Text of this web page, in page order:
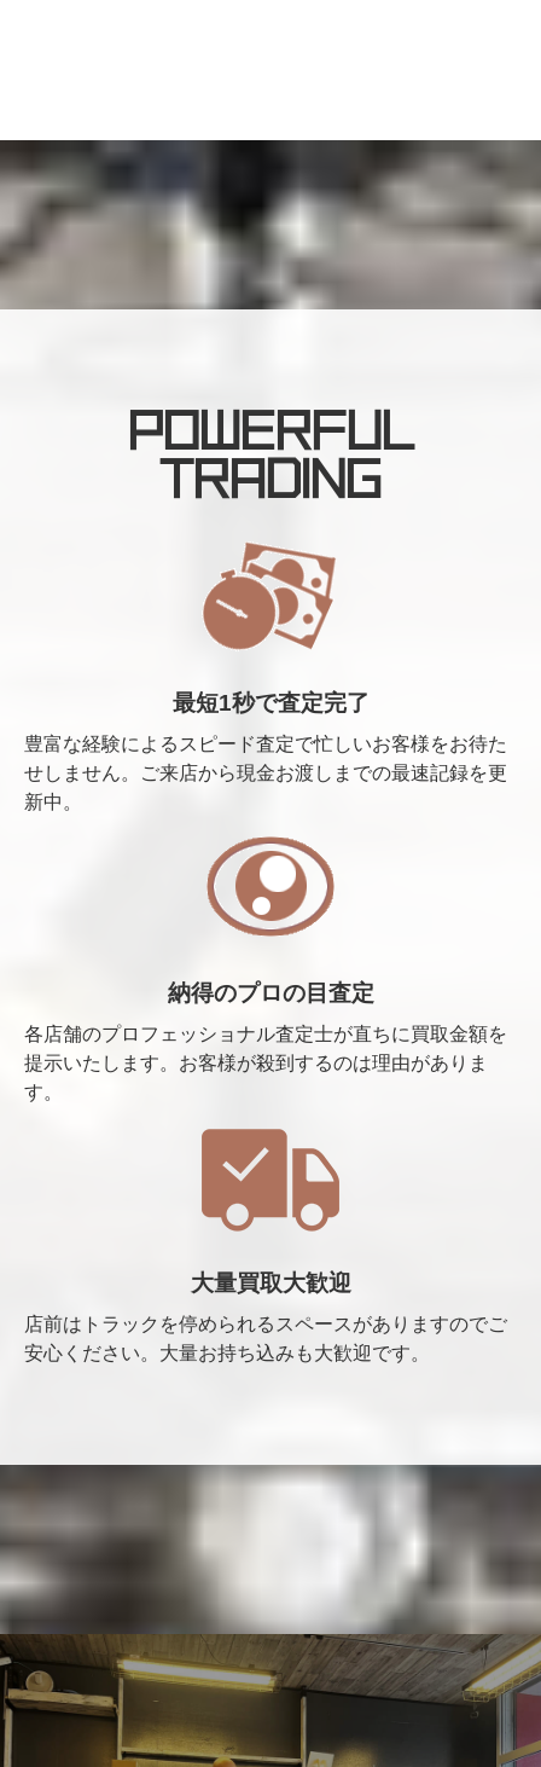
POWERFUL
TRADING
最短1秒で査定完了
豊富な経験によるスピード査定で忙しいお客様をお待た
せしません。ご来店から現金お渡しまでの最速記録を更
新中。
納得のプロの目査定
各店舗のプロフェッショナル査定士が直ちに買取金額を
提示いたします。お客様が殺到するのは理由がありま
す。
大量買取大歓迎
店前はトラックを停められるスペースがありますのでご
安心ください。大量お持ち込みも大歓迎です。